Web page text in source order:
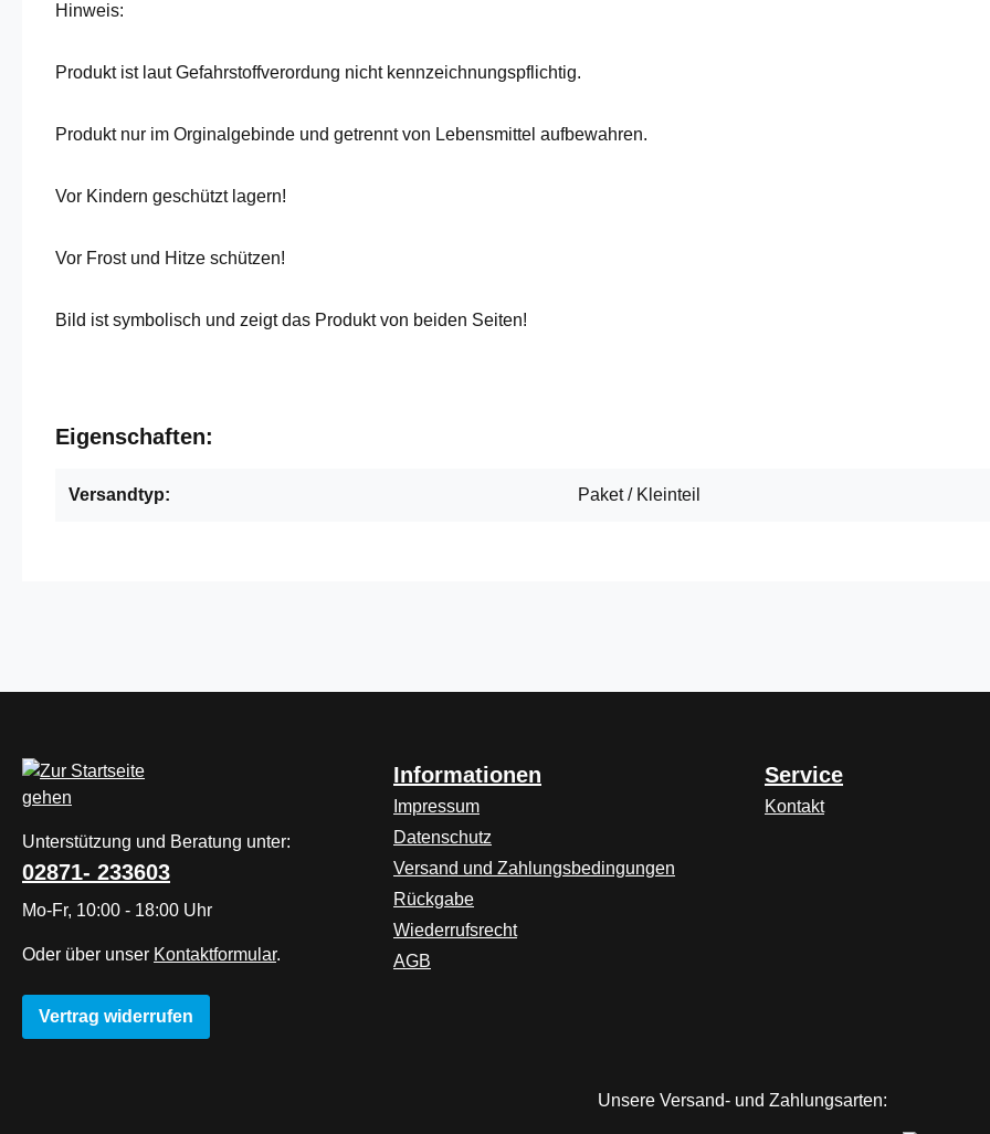
Hinweis:
Produkt ist laut Gefahrstoffverordung nicht kennzeichnungspflichtig.
Produkt nur im Orginalgebinde und getrennt von Lebensmittel aufbewahren.
Vor Kindern geschützt lagern!
Vor Frost und Hitze schützen!
Bild ist symbolisch und zeigt das Produkt von beiden Seiten!
Eigenschaften:
Versandtyp: Paket / Kleinteil
Unterstützung und Beratung unter:
02871- 233603
Mo-Fr, 10:00 - 18:00 Uhr
Oder über unser Kontaktformular.
Vertrag widerrufen
Informationen
Impressum
Datenschutz
Versand und Zahlungsbedingungen
Rückgabe
Wiederrufsrecht
AGB
Service
Kontakt
Unsere Versand- und Zahlungsarten: